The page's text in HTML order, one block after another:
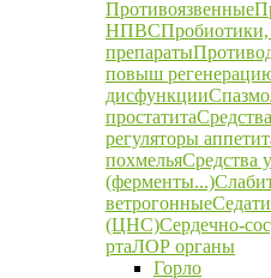
Противоязвенные
НПВС
препараты
повыш
дисфункции
простатита
регуляторы
похмельяСредства
(ферменты...)
ветрогонные
(ЦНС)Сердечно-
ртаЛОР органы
Горло